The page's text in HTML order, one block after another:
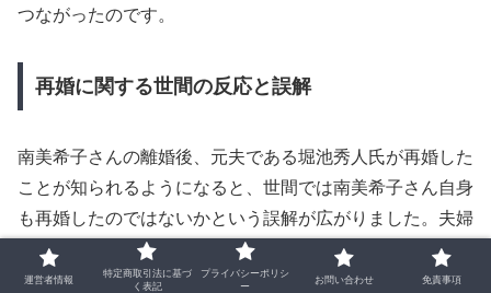
つながったのです。
再婚に関する世間の反応と誤解
南美希子さんの離婚後、元夫である堀池秀人氏が再婚した
ことが知られるようになると、世間では南美希子さん自身
も再婚したのではないかという誤解が広がりました。夫婦
として長く歩んできた二人の名前が同時に取り上げられる
ことで、情報が混同されやすい状況になったことが大きな
運営者情報
特定商取引法に基づ
く表記
プライバシーポリシ
ー
お問い合わせ 免責事項